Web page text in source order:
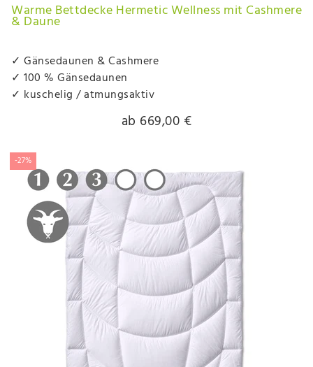
Warme Bettdecke Hermetic Wellness mit Cashmere
& Daune
✓ Gänsedaunen & Cashmere
✓ 100 % Gänsedaunen
✓ kuschelig / atmungsaktiv
ab 669,00 €
-27%